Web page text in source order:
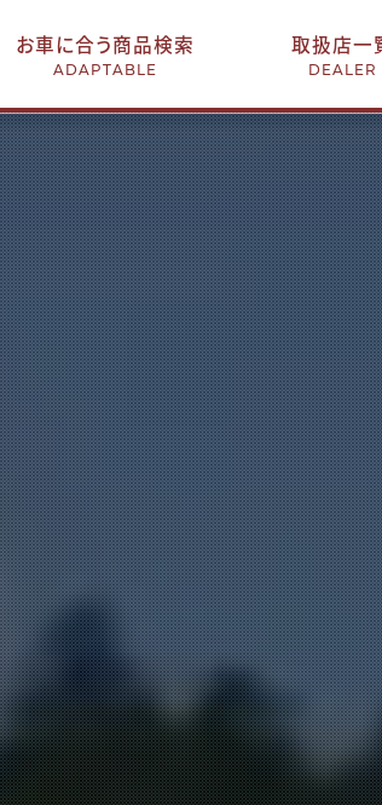
お車に合う商品検索
ADAPTABLE
取扱店一
DEALER